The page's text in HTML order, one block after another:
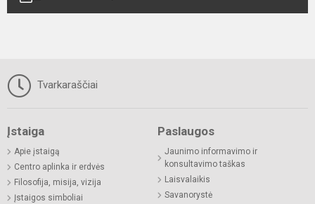
Tvarkaraščiai
Įstaiga
Apie įstaigą
Centro aplinka ir erdvės
Filosofija, misija, vizija
Įstaigos simboliai
Paslaugos
Jaunimo informavimo ir
konsultavimo taškas
Laisvalaikis
Savanorystė